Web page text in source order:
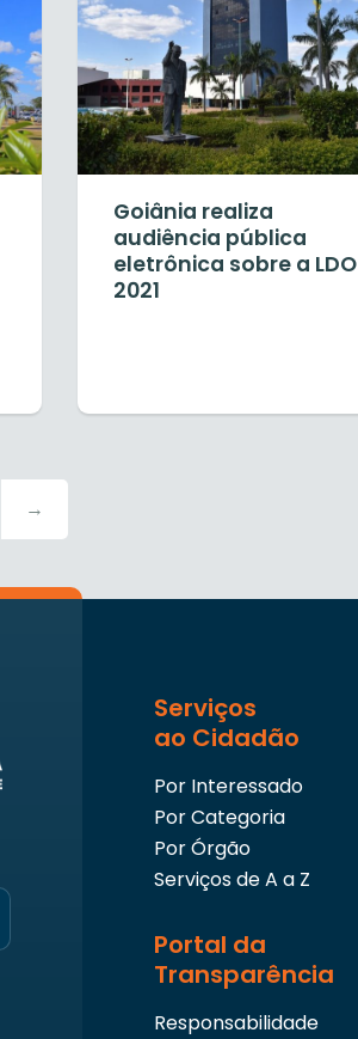
Goiânia realiza
audiência pública
eletrônica sobre a LDO
2021
→
Serviços
ao Cidadão
Por Interessado
Por Categoria
Por Órgão
Serviços de A a Z
Portal da
Transparência
Responsabilidade